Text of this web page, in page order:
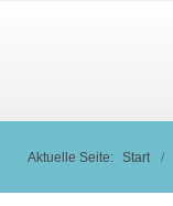
Aktuelle Seite: Start